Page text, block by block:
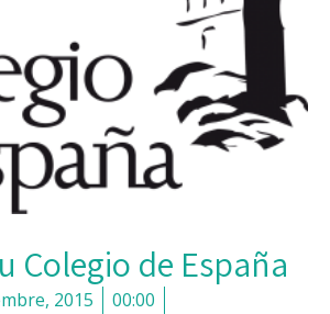
Colegio de España
2015
00:00